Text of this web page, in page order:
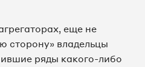
еще не
сторону» владельцы
ряды какого-либо